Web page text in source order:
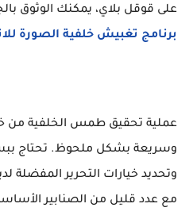
على قوقل بلاي، يمكنك الوثوق
برنامج تغبيش خلفية الصورة
عملية تحقيق طمس الخلفية من
وسريعة بشكل ملحوظ. تحتاج
وتحديد خيارات التحرير المفضلة
مع عدد قليل من الصنابير